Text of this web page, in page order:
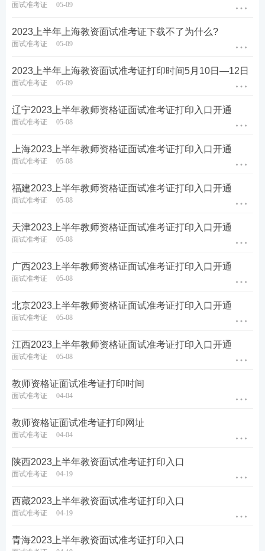
教资面试课程推荐
1 上岸无忧班：理论+实战双重教学，直播密训
班从结构化、试讲到答辩串讲，直击面试现场。
加购>>
2 面试指导班：
★推荐：加教师学霸君微信【ks233wx3】享1v1
面试准考证 05-09
2023上半年上海教资面试准考证下载不了为什么?
面试准考证 05-09
2023上半年上海教资面试准考证打印时间5月10日—12日
面试准考证 05-09
辽宁2023上半年教师资格证面试准考证打印入口开通
面试准考证 05-08
上海2023上半年教师资格证面试准考证打印入口开通
面试准考证 05-08
福建2023上半年教师资格证面试准考证打印入口开通
面试准考证 05-08
天津2023上半年教师资格证面试准考证打印入口开通
面试准考证 05-08
广西2023上半年教师资格证面试准考证打印入口开通
面试准考证 05-08
北京2023上半年教师资格证面试准考证打印入口开通
面试准考证 05-08
江西2023上半年教师资格证面试准考证打印入口开通
面试准考证 05-08
教师资格证面试准考证打印时间
面试准考证 04-04
教师资格证面试准考证打印网址
面试准考证 04-04
陕西2023上半年教资面试准考证打印入口
面试准考证 04-19
西藏2023上半年教资面试准考证打印入口
面试准考证 04-19
青海2023上半年教资面试准考证打印入口